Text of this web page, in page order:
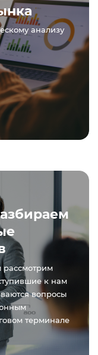
анализу
рассмотрим
к нам
вопросы
терминале